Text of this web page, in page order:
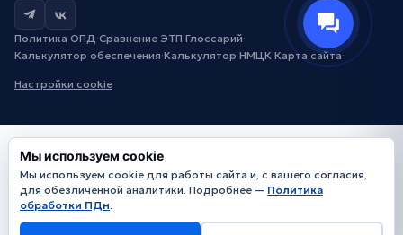
Политика ОПД·Сравнение ЭТП·Глоссарий·
Калькулятор обеспечения·Калькулятор НМЦК·Карта сайта·
Настройки cookie
Мы используем cookie
Мы используем cookie для работы сайта и, с вашего согласия,
для обезличенной аналитики. Подробнее — Политика
обработки ПДн.